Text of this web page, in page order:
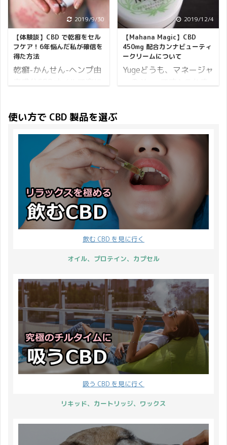
適に過ごすアイテム
CANNIMAL（カンニマ
ル）のCBDオイルをご紹
介いたします。 7月4日
の独立記念日にペット用
CBDオイルが必須になる
ェーダの基本理念として
とても面白いなと思った
のが、人間と地球を同じ
要素で構成されているも
のと考えること。 空＝空
間エネルギー 風＝ ...
ゼントするという人を応
援します♪ キャンペーン
の概要はこちら↯ ポイン
ト8倍 CBD サポートプロ
ジェクト ポイント20倍
の商品 必ずもらえるプレ
ゼント それでは母の日キ
日間開催 2021年4月23
日(金)10:00から5月9日
(日)23:59まで。 ※開催
期間内でのご注文が対象
となります。 続いてポイ
で心身ともに体調を崩し
やすい時期でもありま
す。 皆さまいかがお過ご
しでしょうか？ じめじめ
した季節は CBGで明るく
CBNで元気に CBDで整え
て 気持ちも体調もCBD製
父の日＆暑気払いキャン
ペーン2022 と銘打ち
この時期を優雅に気楽に
過ごして頂きたいと考え
ています。 開催期間 28
日 ...
2019/9/30
【体験談】CBD で乾癬をセル
フケア！6年悩んだ私が確信を
得た方法
乾癬-かんせん-ヘンプ由
か？ 乾癬にほとほと嫌気
ここに私の実体験を記録
しておきます。 最近では
道端アンジェリカさんが
自身の乾癬を公表した
り、ヒャダインさんが乾
癬のテーマソング「晴れ
ゆく道」を作ってニュー
スになったりして知られ
るようになってきた皮膚
私も乾癬患者です。 私は
早々にCBDと出会い症状
が落ち着いたので今とな
っては過去形ですが。 乾
癬を知らない方の為に 乾
癬って知ってますか？ 国
内の乾癬患 ...
2019/12/4
【Mahana Magic】CBD
450mg 配合カンナビューティ
ークリームについて
Yugeどうも、マネージャ
た。 中でも CBD コスメ
とでもいいましょうか、
バームやリップ、フェイ
スマスクなどスキンケア
用品も見かけるようにな
りましたよね。 そこでご
紹介したいのがビューテ
ィーライフプランナーで
ある、Mariko Mochizuki
リームです。 土屋アンナ
さん、郷ひろみさん、内
田有紀さんなどのメイク
アップを担当するなど、
美を追求する活動は多岐
に ...
使い方で CBD 製品を選ぶ
飲む CBD を見に行く
オイル、プロテイン、カプセル
吸う CBD を見に行く
リキッド、カートリッジ、ワックス